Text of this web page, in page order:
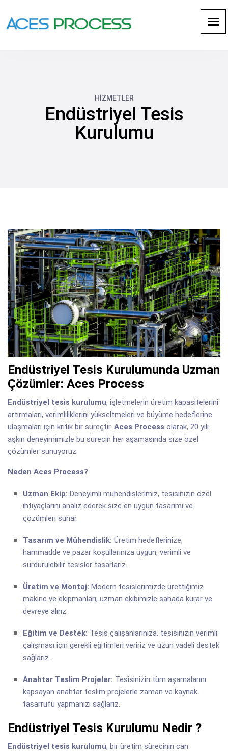
HİZMETLER
Endüstriyel Tesis
Kurulumu
Endüstriyel Tesis Kurulumunda Uzman
Çözümler: Aces Process
Endüstriyel tesis kurulumu, işletmelerin üretim kapasitelerini
artırmaları, verimliliklerini yükseltmeleri ve büyüme hedeflerine
ulaşmaları için kritik bir süreçtir. Aces Process olarak, 20 yılı
aşkın deneyimimizle bu sürecin her aşamasında size özel
çözümler sunuyoruz.
Neden Aces Process?
Uzman Ekip: Deneyimli mühendislerimiz, tesisinizin özel
ihtiyaçlarını analiz ederek size en uygun tasarımı ve
çözümleri sunar.
Tasarım ve Mühendislik: Üretim hedeflerinize,
hammadde ve pazar koşullarınıza uygun, verimli ve
sürdürülebilir tesisler tasarlarız.
Üretim ve Montaj: Modern tesislerimizde ürettiğimiz
makine ve ekipmanları, uzman ekibimizle sahada kurar ve
devreye alırız.
Eğitim ve Destek: Tesis çalışanlarınıza, tesisinizin verimli
çalışması için gerekli eğitimleri veririz ve uzun vadeli destek
sağlarız.
Anahtar Teslim Projeler: Tesisinizin tüm aşamalarını
kapsayan anahtar teslim projelerle zaman ve kaynak
tasarrufu yapmanızı sağlarız.
Endüstriyel Tesis Kurulumu Nedir ?
Endüstriyel tesis kurulumu, bir üretim sürecinin can